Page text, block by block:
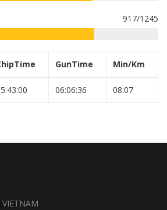
917/1245
GunTime Min/Km
06:06:36 08:07